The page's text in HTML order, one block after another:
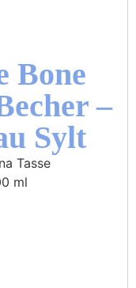
Bone
–
Sylt
Tasse
ml